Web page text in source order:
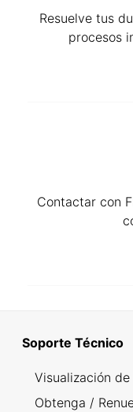
Resuelve tus
procesos
Contactar con
Soporte Técnico
Visualización
Obtenga /